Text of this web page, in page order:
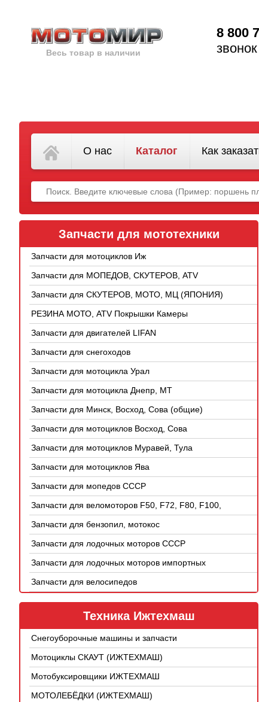
Весь товар в наличии
8 800
О нас Каталог Как
Запчасти для мототехники
Запчасти для мотоциклов Иж
Запчасти для МОПЕДОВ, СКУТЕРОВ, ATV
(КИТАЙ)
Запчасти для СКУТЕРОВ, МОТО, МЦ (ЯПОНИЯ)
РЕЗИНА МОТО, ATV Покрышки Камеры
Запчасти для двигателей LIFAN
Запчасти для снегоходов
Запчасти для мотоцикла Урал
Запчасти для мотоцикла Днепр, МТ
Запчасти для Минск, Восход, Сова (общие)
Запчасти для мотоциклов Восход, Сова
Запчасти для мотоциклов Муравей, Тула
Запчасти для мотоциклов Ява
Запчасти для мопедов СССР
Запчасти для веломоторов F50, F72, F80, F100,
4Т
Запчасти для бензопил, мотокос
Запчасти для лодочных моторов СССР
Запчасти для лодочных моторов импортных
Запчасти для велосипедов
Техника Ижтехмаш
Снегоуборочные машины и запчасти
Мотоциклы СКАУТ (ИЖТЕХМАШ)
Мотобуксировщики ИЖТЕХМАШ
МОТОЛЕБЁДКИ (ИЖТЕХМАШ)